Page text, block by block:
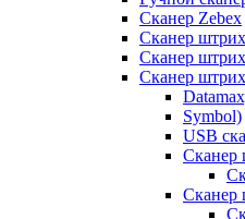
Сканер Zebex
Сканер
Сканер
Сканер
Symbol)
USB
Сканер
Сканер